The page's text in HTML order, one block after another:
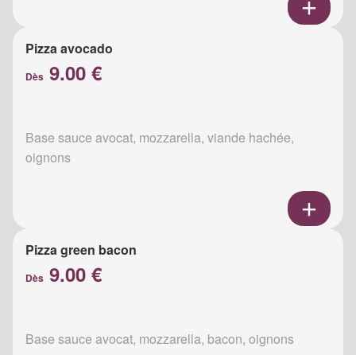
Pizza avocado
Dès 9.00 €
Base sauce avocat, mozzarella, viande hachée,
oignons
Pizza green bacon
Dès 9.00 €
Base sauce avocat, mozzarella, bacon, oignons